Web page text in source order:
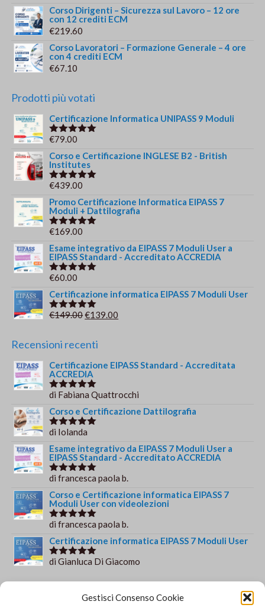
Gestisci Consenso Cookie
Corso Dirigenti – Sicurezza sul Lavoro – 12 ore
con 12 crediti ECM
€219.60
Corso Lavoratori – Formazione Generale – 4 ore
con 4 crediti ECM
€67.10
Prodotti più votati
Certificazione Informatica UNIPASS 9 Moduli
Valutato
€79.00
Corso e Certificazione INGLESE B2 - British
Institutes
Valutato
€439.00
Promo Certificazione Informatica EIPASS 7
Moduli + Dattilografia
Valutato
€169.00
Esame integrativo da EIPASS 7 Moduli User a
EIPASS Standard - Accreditato ACCREDIA
Valutato
€60.00
Certificazione informatica EIPASS 7 Moduli User
Valutato
€149.00Il
originale
€149.00.
€139.00
€139.00.
Recensioni recenti
Certificazione EIPASS Standard - Accreditata
ACCREDIA
Valutato5
di Fabiana Quattrocchi
Corso e Certificazione Dattilografia
Valutato5
di Iolanda
Esame integrativo da EIPASS 7 Moduli User a
EIPASS Standard - Accreditato ACCREDIA
Valutato5
di francesca paola b.
Corso e Certificazione informatica EIPASS 7
Moduli User con videolezioni
Valutato5
di francesca paola b.
Certificazione informatica EIPASS 7 Moduli User
Valutato5
di Gianluca Di Giacomo